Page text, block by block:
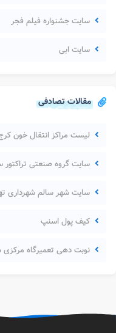
سایت جشنواره فیلم فجر
سایت ابی
مقالات تصادفی
لیست مراکز انتقال خون
سایت گروه صنعتی تراکتور
سایت شهر سالم شهرداری
کیف پول اسنپ
نوبت دهی تعمیرگاه مرکزی